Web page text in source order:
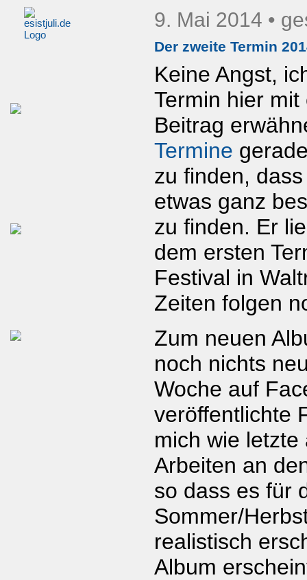
9. Mai 2014 •
Der zweite Termin
Keine Angst,
Termin hier
Beitrag
Termine
zu finden,
etwas ganz
zu finden. Er
dem ersten
Festival in
Zeiten folgen
Zum neuen
noch nichts
Woche auf
veröffentlichte
mich wie
Arbeiten an
so dass es für
Sommer/
realistisch
Album